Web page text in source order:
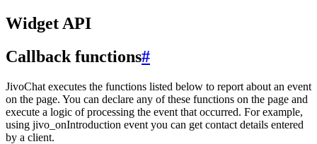
Widget API
Callback functions#
JivoChat executes the functions listed below to report about an event
on the page. You can declare any of these functions on the page and
execute a logic of processing the event that occurred. For example,
using jivo_onIntroduction event you can get contact details entered
by a client.